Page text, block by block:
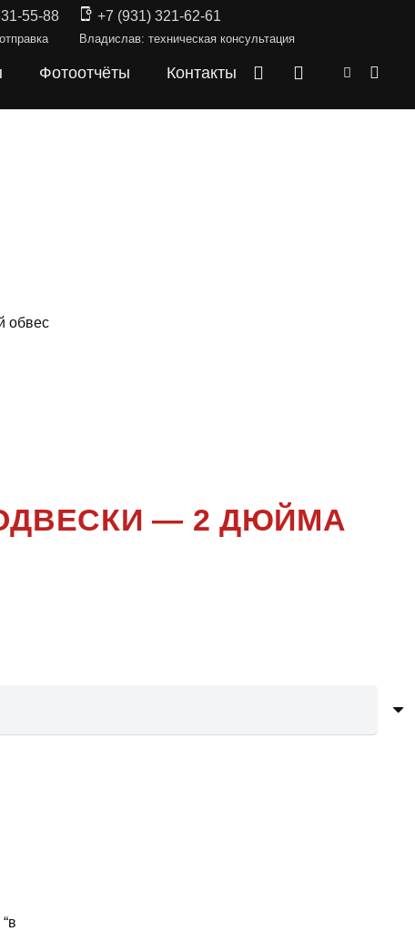
55-88 +7 (931) 321-62-61
Владислав: техническая консультация
Фотоотчёты Контакты
обвес
— 2 ДЮЙМА